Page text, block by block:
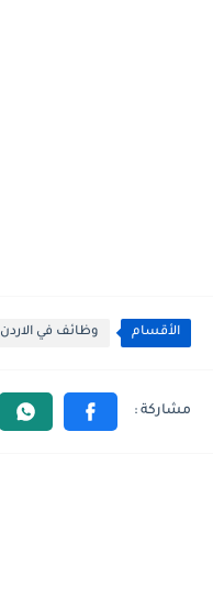
الأقسام وظائف في الاردن